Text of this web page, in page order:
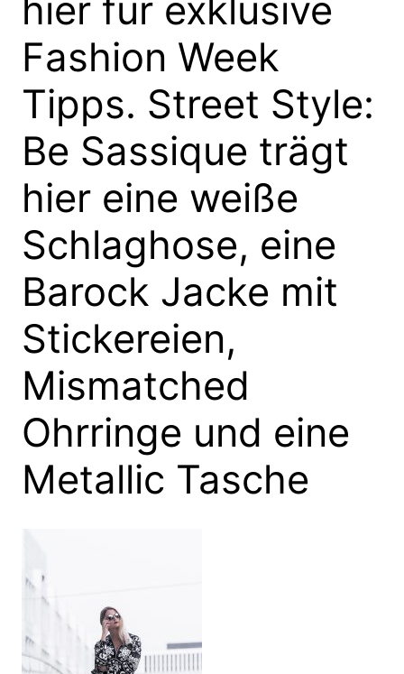
hier für exklusive
Fashion Week
Tipps. Street Style:
Be Sassique trägt
hier eine weiße
Schlaghose, eine
Barock Jacke mit
Stickereien,
Mismatched
Ohrringe und eine
Metallic Tasche